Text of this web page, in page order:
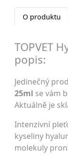
O produktu
TOPVET
popis:
Jedinečný
25ml se vám
Aktuálně je
Intenzivní
kyseliny
molekuly